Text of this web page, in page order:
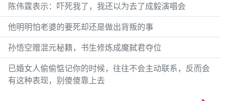
陈伟霆表示：吓死我了，我还以为去了成毅演唱会
他明明怕老婆的要死却还是做出背叛的事
孙悟空赠混元秘籍，书生修炼成魔弑君夺位
已婚女人偷偷惦记你的时候，往往不会主动联系，反而会
有这种表现，别傻傻靠上去